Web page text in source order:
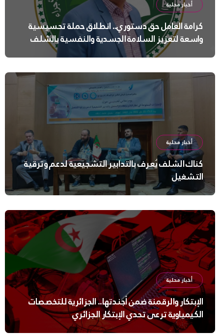
أخبار محلية
كرامة العامل حق دستوري.. انطلاق حملة تحسيسية
واسعة لتعزيز السلامة الجسدية والنفسية بالشلف
أخبار محلية
كناك الشلف يُعرف بالتدابير التشجيعية لدعم وترقية
التشغيل
أخبار محلية
الإبتكار والرقمنة ضمن أجندتها.. الجزائرية للتخصصات
الكيمياوية ترعى تحدي الإبتكار الجزائري